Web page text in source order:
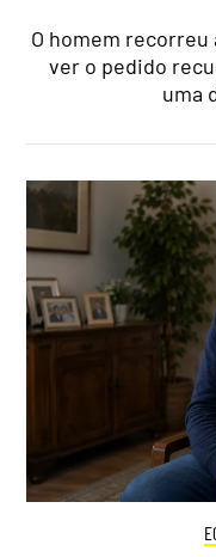
O homem
ver o pedido
uma